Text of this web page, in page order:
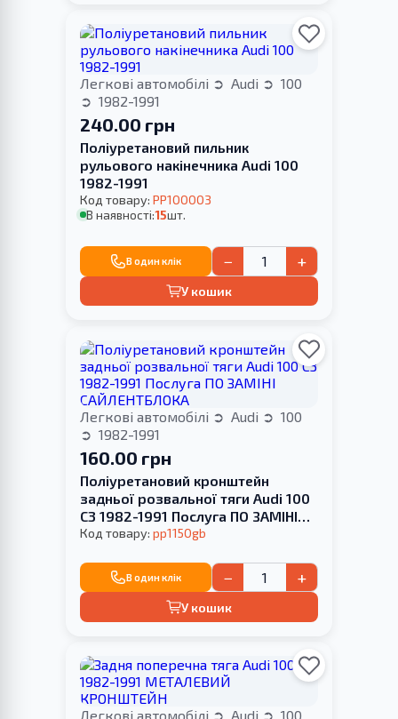
Легкові автомобілі Audi
100
1982-1991
240.00 грн
Поліуретановий пильник
рульового накінечника Audi 100
1982-1991
Код товару: PP100003
В наявності:15шт.
В один клік − +
У кошик
Легкові автомобілі Audi
100
1982-1991
160.00 грн
Поліуретановий кронштейн
задньої розвальної тяги Audi 100
С3 1982-1991 Послуга ПО ЗАМІНІ
САЙЛЕНТБЛОКА
Код товару: pp1150gb
В один клік − +
У кошик
Легкові автомобілі Audi 100